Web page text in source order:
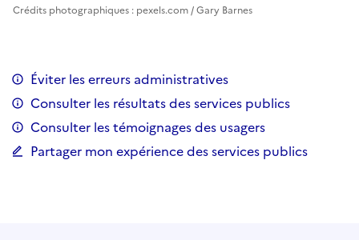
Crédits photographiques : pexels.com / Gary Barnes
Éviter les erreurs administratives
Consulter les résultats des services publics
Consulter les témoignages des usagers
Partager mon expérience des services publics